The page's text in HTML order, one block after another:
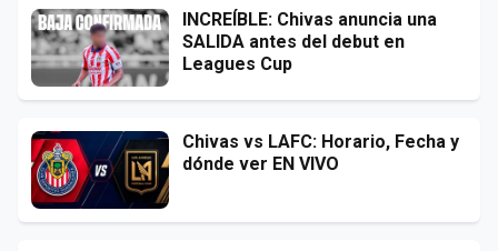
INCREÍBLE: Chivas anuncia una
SALIDA antes del debut en
Leagues Cup
Chivas vs LAFC: Horario, Fecha y
dónde ver EN VIVO